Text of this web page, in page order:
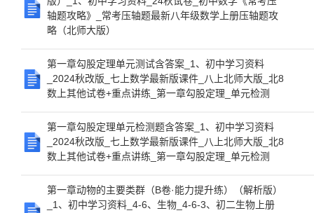
轴题攻略》_常考压轴题最新八年级数学上册压轴题攻
略（北师大版）
第一章勾股定理单元测试含答案_1、初中学习资料
_2024秋改版_七上数学最新版课件_八上北师大版_北8
数上其他试卷+重点讲练_第一章勾股定理_单元检测
第一章勾股定理单元检测题含答案_1、初中学习资料
_2024秋改版_七上数学最新版课件_八上北师大版_北8
数上其他试卷+重点讲练_第一章勾股定理_单元检测
第一章动物的主要类群（B卷·能力提升练）（解析版）
_1、初中学习资料_4-6、生物_4-6-3、初二生物上册